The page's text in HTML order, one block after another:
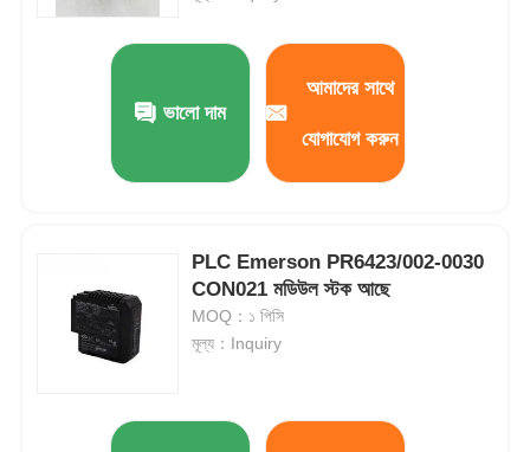
বেন্টলি নেভাদা মডিউল
হানিওয়েল ডিসিএস কন্ট্রোলার
এমারসন ডিসিএস কন্ট্রোলার
ভালো দাম
আমাদের সাথে
যোগাযোগ করুন
PLC Emerson PR6423/002-0030
CON021 মডিউল স্টক আছে
MOQ：১ পিসি
মূল্য：Inquiry